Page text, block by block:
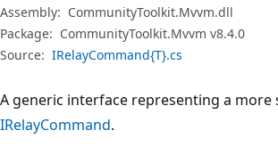
Assembly: CommunityToolkit.Mvvm.dll
Package: CommunityToolkit.Mvvm v8.4.0
Source: IRelayCommand{T}.cs
A generic interface representing a more
IRelayCommand.